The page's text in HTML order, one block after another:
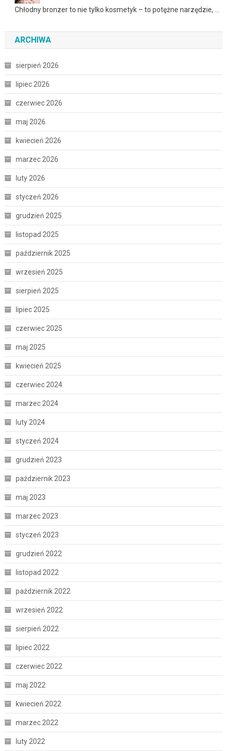
Chłodny bronzer to nie tylko kosmetyk – to potężne narzędzie, …
ARCHIWA
sierpień 2026
lipiec 2026
czerwiec 2026
maj 2026
kwiecień 2026
marzec 2026
luty 2026
styczeń 2026
grudzień 2025
listopad 2025
październik 2025
wrzesień 2025
sierpień 2025
lipiec 2025
czerwiec 2025
maj 2025
kwiecień 2025
czerwiec 2024
marzec 2024
luty 2024
styczeń 2024
grudzień 2023
październik 2023
maj 2023
marzec 2023
styczeń 2023
grudzień 2022
listopad 2022
październik 2022
wrzesień 2022
sierpień 2022
lipiec 2022
czerwiec 2022
maj 2022
kwiecień 2022
marzec 2022
luty 2022